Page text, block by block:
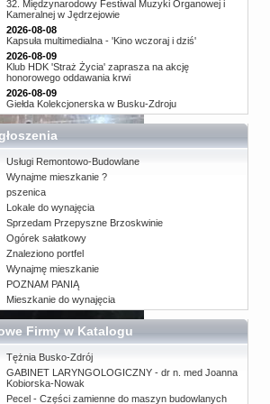
32. Międzynarodowy Festiwal Muzyki Organowej i
Kameralnej w Jędrzejowie
2026-08-08
Kapsuła multimedialna - 'Kino wczoraj i dziś'
2026-08-09
Klub HDK 'Straż Życia' zaprasza na akcję
honorowego oddawania krwi
2026-08-09
Giełda Kolekcjonerska w Busku-Zdroju
Usługi Remontowo-Budowlane
Wynajme mieszkanie ?
pszenica
Lokale do wynajęcia
Sprzedam Przepyszne Brzoskwinie
Ogórek sałatkowy
Znaleziono portfel
Wynajmę mieszkanie
POZNAM PANIĄ
Mieszkanie do wynajęcia
Firmy w Katalogu
Tężnia Busko-Zdrój
GABINET LARYNGOLOGICZNY - dr n. med Joanna
Kobiorska-Nowak
Pecel - Części zamienne do maszyn budowlanych